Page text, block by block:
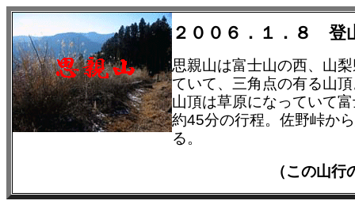
２００６．１．８ 登
思親山は富士山の西、山
ていて、三角点の有る山
山頂は草原になっていて
約45分の行程。佐野峠か
る。
（この山